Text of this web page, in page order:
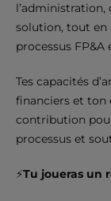
l’administration,
solution, tout en
processus
Tes capacités
financiers et ton
contribution
processus et
⚡Tu joueras un